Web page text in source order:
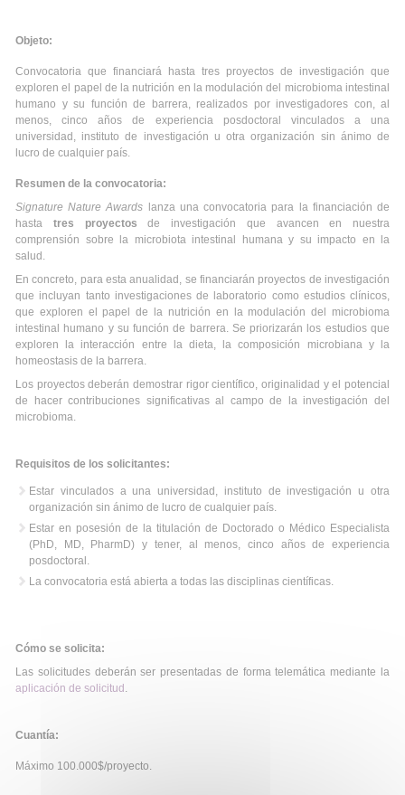
Objeto:
Convocatoria que financiará hasta tres proyectos de investigación que
exploren el papel de la nutrición en la modulación del microbioma intestinal
humano y su función de barrera, realizados por investigadores con, al
menos, cinco años de experiencia posdoctoral vinculados a una
universidad, instituto de investigación u otra organización sin ánimo de
lucro de cualquier país.
Resumen de la convocatoria:
Signature Nature Awards lanza una convocatoria para la financiación de
hasta tres proyectos de investigación que avancen en nuestra
comprensión sobre la microbiota intestinal humana y su impacto en la
salud.
En concreto, para esta anualidad, se financiarán proyectos de investigación
que incluyan tanto investigaciones de laboratorio como estudios clínicos,
que exploren el papel de la nutrición en la modulación del microbioma
intestinal humano y su función de barrera. Se priorizarán los estudios que
exploren la interacción entre la dieta, la composición microbiana y la
homeostasis de la barrera.
Los proyectos deberán demostrar rigor científico, originalidad y el potencial
de hacer contribuciones significativas al campo de la investigación del
microbioma.
Requisitos de los solicitantes:
Estar vinculados a una universidad, instituto de investigación u otra
organización sin ánimo de lucro de cualquier país.
Estar en posesión de la titulación de Doctorado o Médico Especialista
(PhD, MD, PharmD) y tener, al menos, cinco años de experiencia
posdoctoral.
La convocatoria está abierta a todas las disciplinas científicas.
Cómo se solicita:
Las solicitudes deberán ser presentadas de forma telemática mediante la
aplicación de solicitud .
Cuantía:
Máximo 100.000$/proyecto.